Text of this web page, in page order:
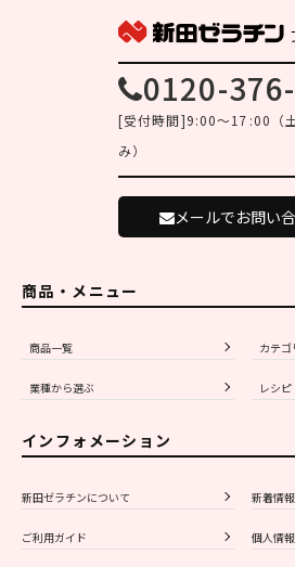
0120-
[受付時間]9:00～17:00（
み）
メールでお問い
商品・メニュー
商品一覧 カテゴ
業種から選ぶ レシピ
インフォメーション
新田ゼラチンについて 新着情報
ご利用ガイド 個人情